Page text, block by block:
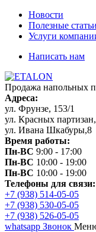
Новости
Полезные статьи
Услуги
Написать нам
Продажа напольных
Адреса:
ул. Фрунзе, 153/1
ул. Красных
ул. Ивана Шкабуры,8
Время работы:
Пн-ВС 9:00 - 17:00
Пн-ВС 10:00 - 19:00
Пн-ВС 10:00 - 19:00
Телефоны для связи:
+7 (938) 514-05-05
+7 (938) 530-05-05
+7 (938) 526-05-05
whatsapp Звонок